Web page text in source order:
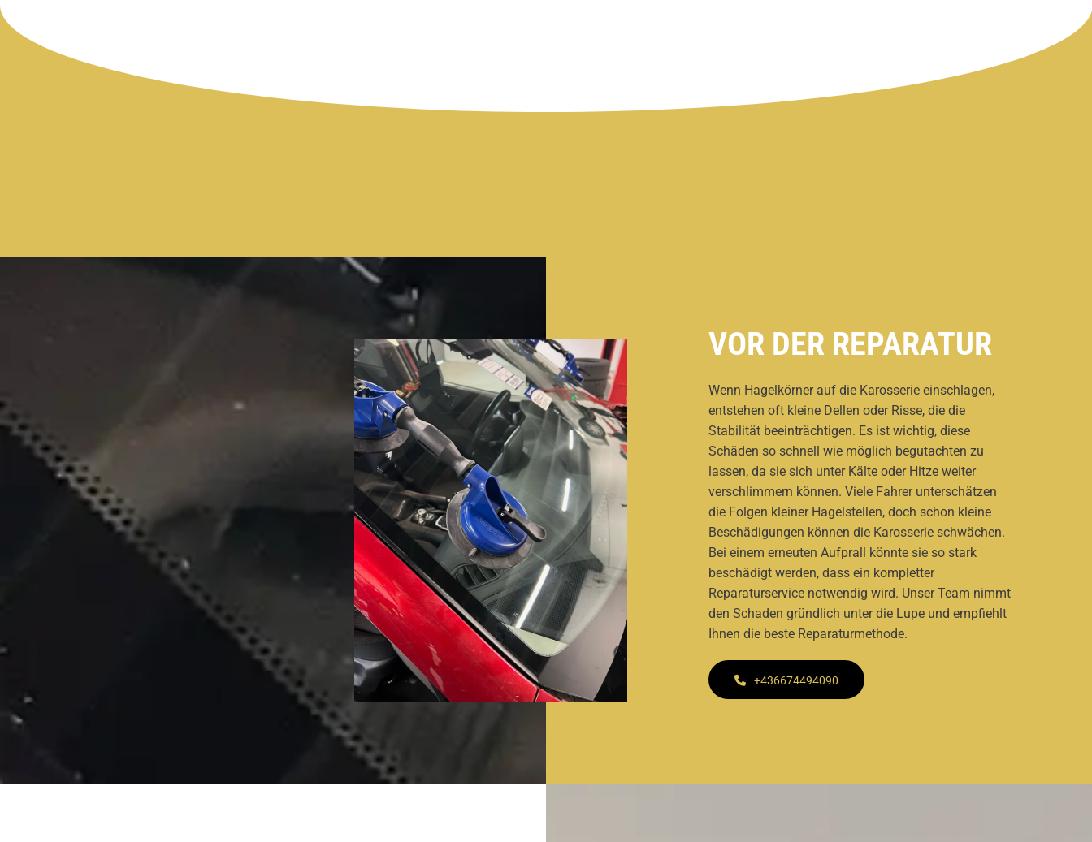
VOR DER REPARATUR
Wenn Hagelkörner auf die Karosserie einschlagen,
entstehen oft kleine Dellen oder Risse, die die
Stabilität beeinträchtigen. Es ist wichtig, diese
Schäden so schnell wie möglich begutachten zu
lassen, da sie sich unter Kälte oder Hitze weiter
verschlimmern können. Viele Fahrer unterschätzen
die Folgen kleiner Hagelstellen, doch schon kleine
Beschädigungen können die Karosserie schwächen.
Bei einem erneuten Aufprall könnte sie so stark
beschädigt werden, dass ein kompletter
Reparaturservice notwendig wird. Unser Team nimmt
den Schaden gründlich unter die Lupe und empfiehlt
Ihnen die beste Reparaturmethode.
+436674494090